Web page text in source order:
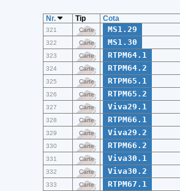
Nr. Tip Cota
321 Carte MS1.29
322 Carte MS1.30
323 Carte RTPM64.1
324 Carte RTPM64.2
325 Carte RTPM65.1
326 Carte RTPM65.2
327 Carte Viva29.1
328 Carte RTPM66.1
329 Carte Viva29.2
330 Carte RTPM66.2
331 Carte Viva30.1
332 Carte Viva30.2
333 Carte RTPM67.1